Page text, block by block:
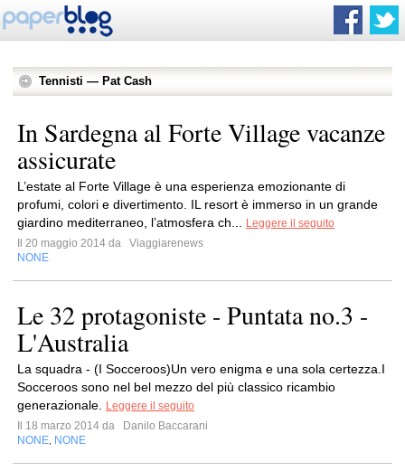
Tennisti — Pat Cash
In Sardegna al Forte Village vacanze
assicurate
L’estate al Forte Village è una esperienza emozionante di
profumi, colori e divertimento. IL resort è immerso in un grande
giardino mediterraneo, l’atmosfera ch...
Leggere il seguito
Il 20 maggio 2014 da
Viaggiarenews
NONE
Le 32 protagoniste - Puntata no.3 -
L'Australia
La squadra - (I Socceroos)Un vero enigma e una sola certezza.I
Socceroos sono nel bel mezzo del più classico ricambio
generazionale.
Leggere il seguito
Il 18 marzo 2014 da
Danilo Baccarani
NONE NONE